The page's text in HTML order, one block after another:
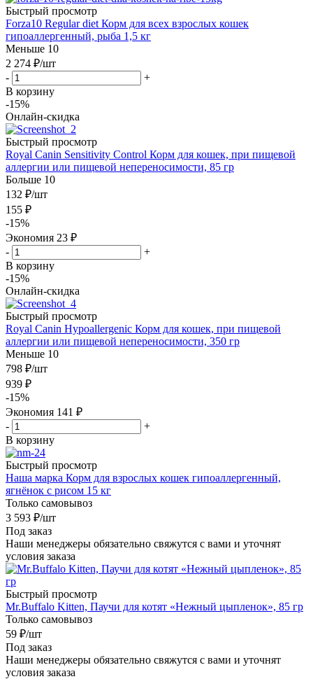
Быстрый просмотр
Forza10 Regular diet Корм для всех взрослых кошек
гипоаллергенный, рыба 1,5 кг
Меньше 10
2 274 ₽/шт
-
+
В корзину
-15%
Онлайн-скидка
Быстрый просмотр
Royal Canin Sensitivity Control Корм для кошек, при пищевой
аллергии или пищевой непереносимости, 85 гр
Больше 10
132 ₽/шт
155 ₽
-15%
Экономия 23 ₽
-
+
В корзину
-15%
Онлайн-скидка
Быстрый просмотр
Royal Canin Hypoallergenic Корм для кошек, при пищевой
аллергии или пищевой непереносимости, 350 гр
Меньше 10
798 ₽/шт
939 ₽
-15%
Экономия 141 ₽
-
+
В корзину
Быстрый просмотр
Наша марка Корм для взрослых кошек гипоаллергенный,
ягнёнок с рисом 15 кг
Только самовывоз
3 593 ₽/шт
Под заказ
Наши менеджеры обязательно свяжутся с вами и уточнят
условия заказа
Быстрый просмотр
Mr.Buffalo Kitten, Паучи для котят «Нежный цыпленок», 85 гр
Только самовывоз
59 ₽/шт
Под заказ
Наши менеджеры обязательно свяжутся с вами и уточнят
условия заказа